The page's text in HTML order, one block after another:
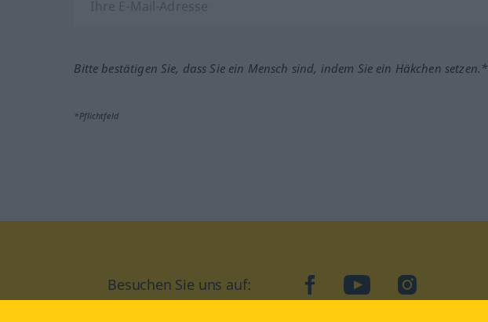
Bitte bestätigen Sie, dass Sie ein Mensch sind, indem Sie ein Häkchen setzen.*
*Pflichtfeld
Besuchen Sie uns auf: facebookYouTubeInstagram